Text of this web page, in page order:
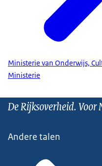
Ministerie van Onderwijs,
Ministerie
De Rijksoverheid. Voor
Andere talen